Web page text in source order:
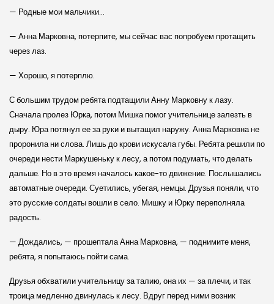
— Родные мои мальчики…
— Анна Марковна, потерпите, мы сейчас вас попробуем протащить
через лаз.
— Хорошо, я потерплю.
С большим трудом ребята подтащили Анну Марковну к лазу.
Сначала пролез Юрка, потом Мишка помог учительнице залезть в
дыру. Юра потянул ее за руки и вытащил наружу. Анна Марковна не
проронила ни слова. Лишь до крови искусала губы. Ребята решили по
очереди нести Маркушеньку к лесу, а потом подумать, что делать
дальше. Но в это время началось какое-то движение. Послышались
автоматные очереди. Суетились, убегая, немцы. Друзья поняли, что
это русские солдаты вошли в село. Мишку и Юрку переполняла
радость.
— Дождались, — прошептала Анна Марковна, — поднимите меня,
ребята, я попытаюсь пойти сама.
Друзья обхватили учительницу за талию, она их — за плечи, и так
троица медленно двинулась к лесу. Вдруг перед ними возник